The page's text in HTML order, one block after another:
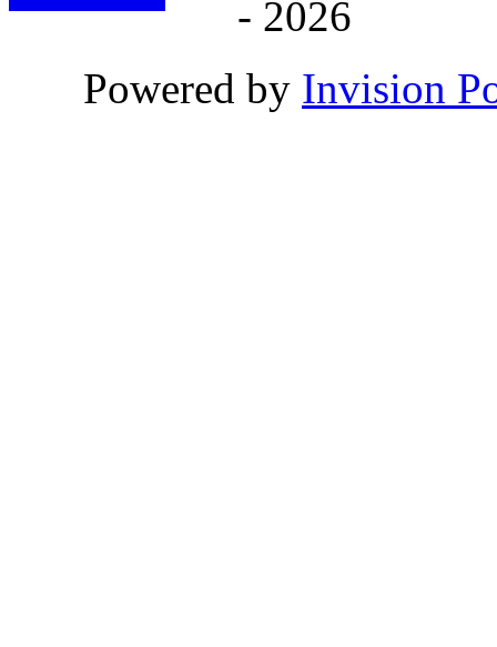
- 2026
Powered by Invision